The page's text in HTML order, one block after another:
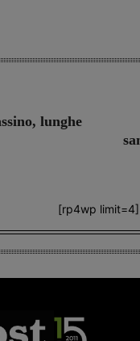
lunghe
[rp4wp limit=4]